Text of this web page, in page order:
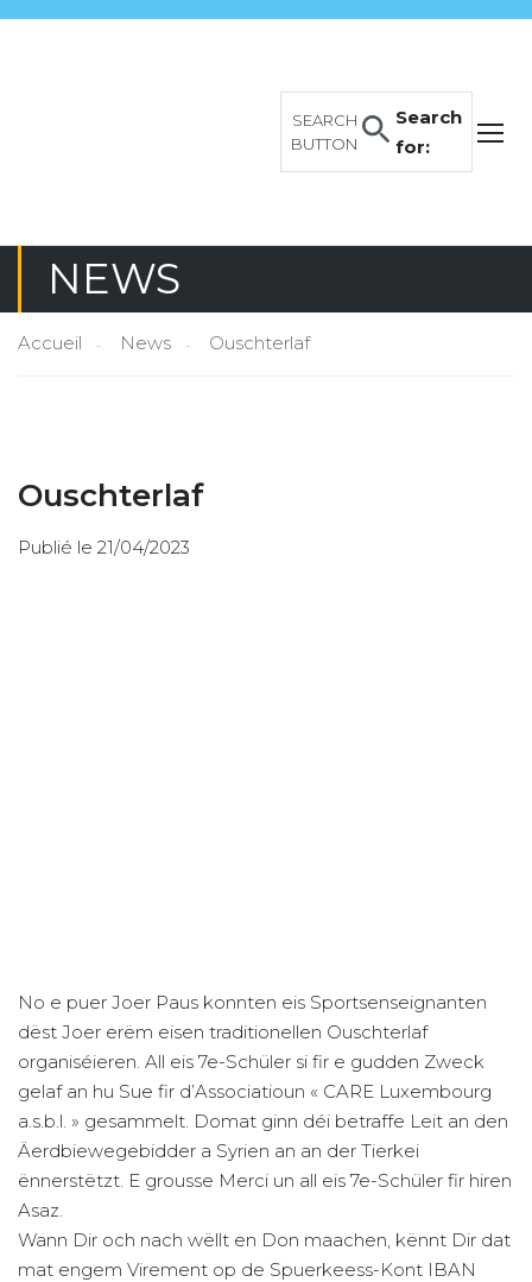
Search
for:
SEARCH
BUTTON
NEWS
Accueil News Ouschterlaf
Ouschterlaf
Publié le 21/04/2023
No e puer Joer Paus konnten eis Sportsenseignanten
dëst Joer erëm eisen traditionellen Ouschterlaf
organiséieren. All eis 7e-Schüler si fir e gudden Zweck
gelaf an hu Sue fir d’Associatioun « CARE Luxembourg
a.s.b.l. » gesammelt. Domat ginn déi betraffe Leit an den
Äerdbiewegebidder a Syrien an an der Tierkei
ënnerstëtzt. E grousse Merci un all eis 7e-Schüler fir hiren
Asaz.
Wann Dir och nach wëllt en Don maachen, kënnt Dir dat
mat engem Virement op de Spuerkeess-Kont IBAN